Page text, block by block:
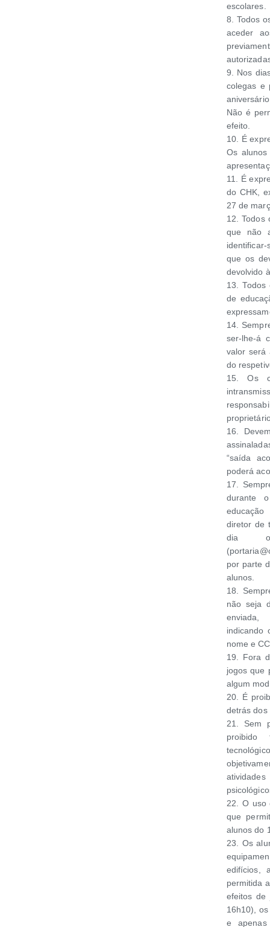
escolares.
8. Todos
aceder
9. Nos
colegas e
Não é
efeito.
10. É
Os
11. É
do CHK,
27 de
12. Todos
que não
que os
devolvido
13. Todos
de
14.
ser-lhe-á
valor será
do
15. Os
16.
“saída
poderá
17.
durante
diretor de
dia
por parte
alunos.
18.
não seja
enviada,
indicando
nome e
19. Fora
jogos que
algum
20. É
detrás dos
21. Sem
proibido
22. O uso
que
alunos do
23. Os
edifícios,
permitida
efeitos de
16h10),
e